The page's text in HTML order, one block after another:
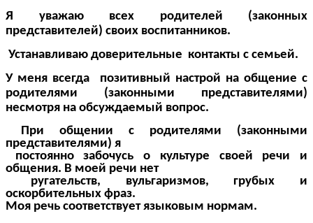
Я уважаю всех родителей (законных
представителей) своих воспитанников.
Устанавливаю доверительные контакты с семьей.
У меня всегда позитивный настрой на общение с
родителями (законными представителями)
несмотря на обсуждаемый вопрос.
При общении с родителями (законными
представителями) я
постоянно забочусь о культуре своей речи и
общения. В моей речи нет
ругательств, вульгаризмов, грубых и
оскорбительных фраз.
Моя речь соответствует языковым нормам.